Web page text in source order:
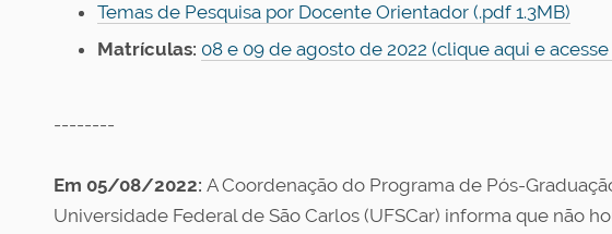
Temas de Pesquisa por Docente Orientador (.pdf 1.3MB)
Matrículas: 08 e 09 de agosto de 2022 (clique aqui e
--------
Em 05/08/2022: A Coordenação do Programa de Pós-
Universidade Federal de São Carlos (UFSCar) informa que não